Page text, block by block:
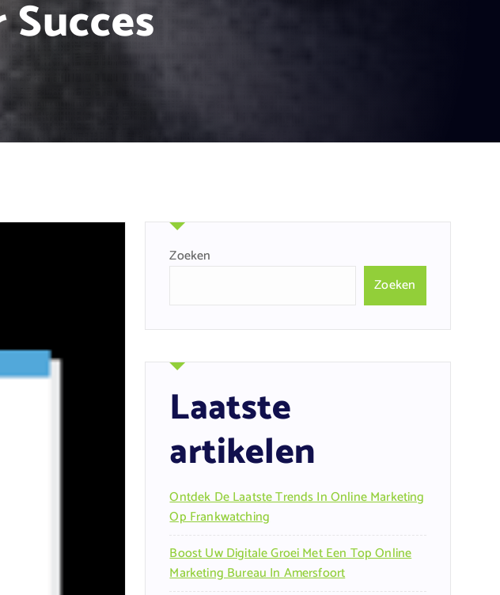
Zoeken
Zoeken
Laatste
artikelen
Ontdek De Laatste Trends In Online Marketing
Op Frankwatching
Boost Uw Digitale Groei Met Een Top Online
Marketing Bureau In Amersfoort